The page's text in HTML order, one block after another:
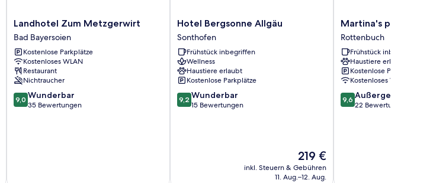
Landhotel
Zum
Metzgerwirt
Bad
Bayersoien
Landhotel Zum Metzgerwirt
Bad Bayersoien
Kostenlose Parkplätze
Kostenloses WLAN
Restaurant
Nichtraucher
9.0
von
9,0 Wunderbar
35 Bewertungen
Hotel
Bergsonne
Allgäu
Sonthofen
Hotel Bergsonne Allgäu
Sonthofen
Frühstück inbegriffen
Wellness
Haustiere erlaubt
Kostenlose Parkplätze
9.2
von
9,2 Wunderbar
15 Bewertungen
Der
Preis
beträgt
219 €
inkl. Steuern & Gebühren
11. Aug.–12. Aug.
Martina's
place
Rottenbuch
Martina's place
Rottenbuch
Frühstück inbegriffen
Haustiere erlaubt
Kostenlose Parkplätze
Kostenloses WLAN
9.6
von
9,6 Außergewöhnlich
22 Bewertungen